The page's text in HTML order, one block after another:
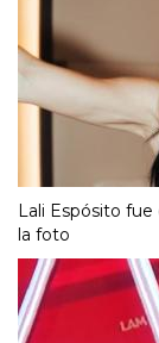
Lali Espósito
la foto